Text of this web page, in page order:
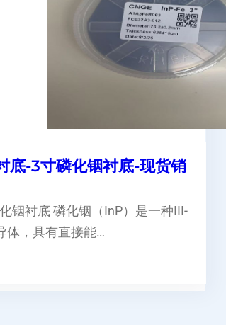
底-3寸磷化铟衬底-现货销
铟衬底 磷化铟（InP）是一种III-
体，具有直接能…